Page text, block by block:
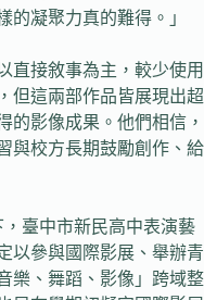
的凝聚力真的難得。」
直接敘事為主，較少使用
但這兩部作品皆展現出超
的影像成果。他們相信，
與校方長期鼓勵創作、給
臺中市新民高中表演藝
以參與國際影展、舉辦青
樂、舞蹈、影像」跨域整